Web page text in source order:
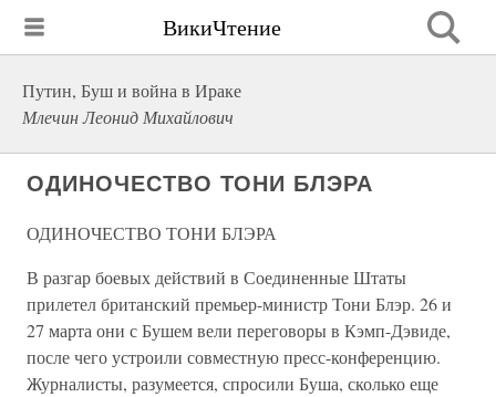
ВикиЧтение
Путин, Буш и война в Ираке
Млечин Леонид Михайлович
ОДИНОЧЕСТВО ТОНИ БЛЭРА
ОДИНОЧЕСТВО ТОНИ БЛЭРА
В разгар боевых действий в Соединенные Штаты
прилетел британский премьер-министр Тони Блэр. 26 и
27 марта они с Бушем вели переговоры в Кэмп-Дэвиде,
после чего устроили совместную пресс-конференцию.
Журналисты, разумеется, спросили Буша, сколько еще